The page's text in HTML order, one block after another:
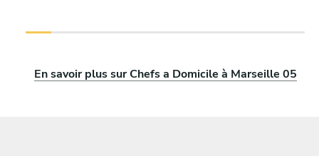
En savoir plus sur Chefs a Domicile à Marseille 05